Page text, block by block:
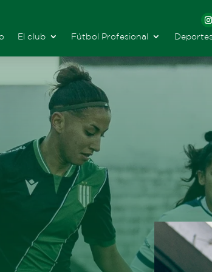
El club Fútbol Profesional Deportes